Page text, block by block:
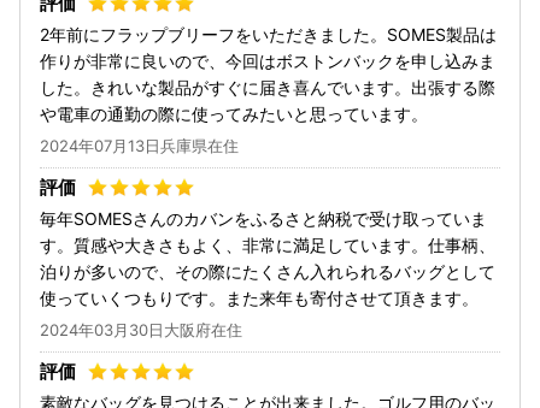
2年前にフラップブリーフをいただきました。SOMES製品は
作りが非常に良いので、今回はボストンバックを申し込みま
した。きれいな製品がすぐに届き喜んでいます。出張する際
や電車の通勤の際に使ってみたいと思っています。
2024年07月13日兵庫県在住
毎年SOMESさんのカバンをふるさと納税で受け取っていま
す。質感や大きさもよく、非常に満足しています。仕事柄、
泊りが多いので、その際にたくさん入れられるバッグとして
使っていくつもりです。また来年も寄付させて頂きます。
2024年03月30日大阪府在住
素敵なバッグを見つけることが出来ました。ゴルフ用のバッ